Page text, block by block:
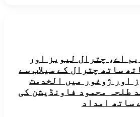
ٹی ایم اے، چترال لیویز اور
ساتھ چترال کے سیلاب سے
اور ژوغور میں الخدمت
طلحہ محمود فاونڈیشن کی
ساتھ امداد